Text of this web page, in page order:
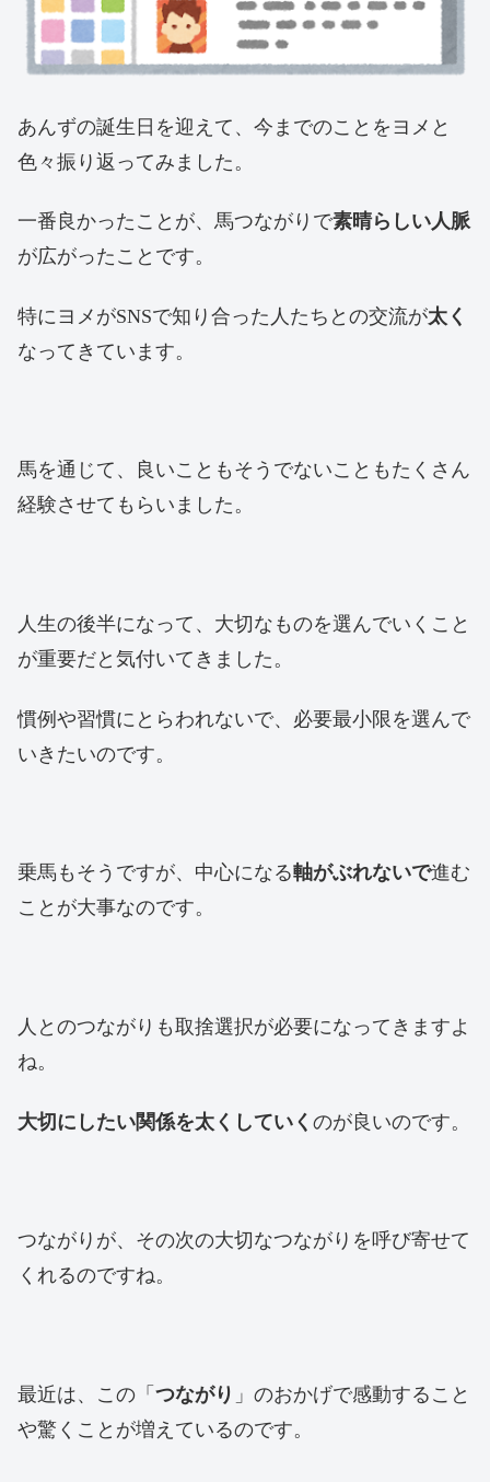
あんずの誕生日を迎えて、今までのことをヨメと
色々振り返ってみました。
一番良かったことが、馬つながりで素晴らしい人脈
が広がったことです。
特にヨメがSNSで知り合った人たちとの交流が太く
なってきています。
馬を通じて、良いこともそうでないこともたくさん
経験させてもらいました。
人生の後半になって、大切なものを選んでいくこと
が重要だと気付いてきました。
慣例や習慣にとらわれないで、必要最小限を選んで
いきたいのです。
乗馬もそうですが、中心になる軸がぶれないで進む
ことが大事なのです。
人とのつながりも取捨選択が必要になってきますよ
ね。
大切にしたい関係を太くしていく のが良いのです。
つながりが、その次の大切なつながりを呼び寄せて
くれるのですね。
最近は、この「 つながり 」のおかげで感動すること
や驚くことが増えているのです。